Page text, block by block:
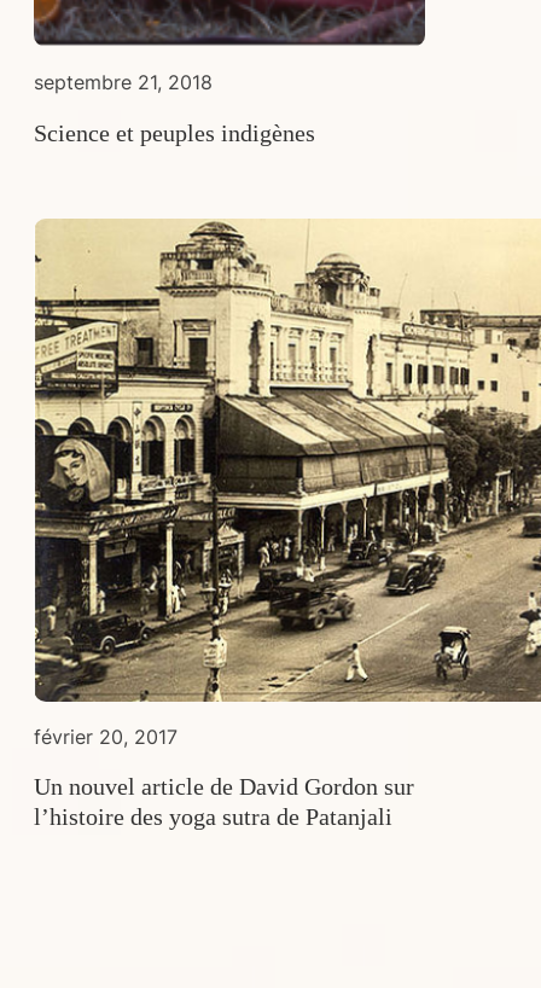
septembre 21, 2018
Science et peuples indigènes
février 20, 2017
Un nouvel article de David Gordon sur
l’histoire des yoga sutra de Patanjali